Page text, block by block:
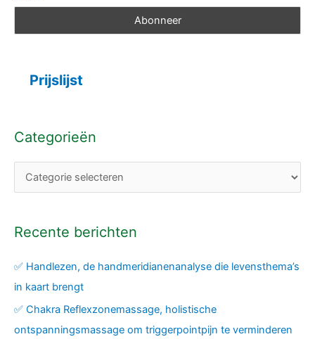
Prijslijst
Categorieën
Recente berichten
✅ Handlezen, de handmeridianenanalyse die levensthema’s
in kaart brengt
✅ Chakra Reflexzonemassage, holistische
ontspanningsmassage om triggerpointpijn te verminderen